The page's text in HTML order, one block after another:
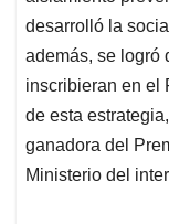
desarrolló la
además, se logró
inscribieran en el
de esta
ganadora del
Ministerio del